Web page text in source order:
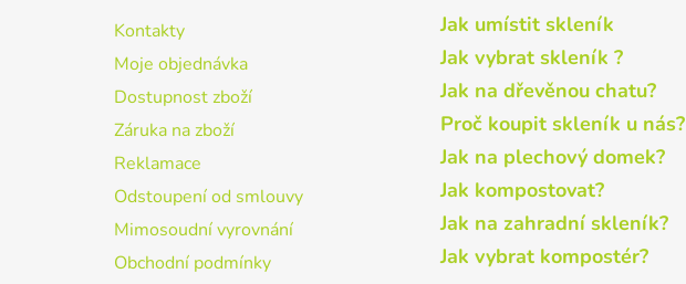
Kontakty
Moje objednávka
Dostupnost zboží
Záruka na zboží
Reklamace
Odstoupení od smlouvy
Mimosoudní vyrovnání
Obchodní podmínky
Jak umístit skleník
Jak vybrat skleník ?
Jak na dřevěnou chatu?
Proč koupit skleník u nás?
Jak na plechový domek?
Jak kompostovat?
Jak na zahradní skleník?
Jak vybrat kompostér?